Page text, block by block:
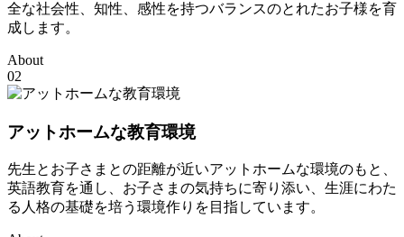
全な社会性、知性、感性を持つバランスのとれたお子様を育
成します。
About
02
アットホームな教育環境
先生とお子さまとの距離が近いアットホームな環境のもと、
英語教育を通し、お子さまの気持ちに寄り添い、生涯にわた
る人格の基礎を培う環境作りを目指しています。